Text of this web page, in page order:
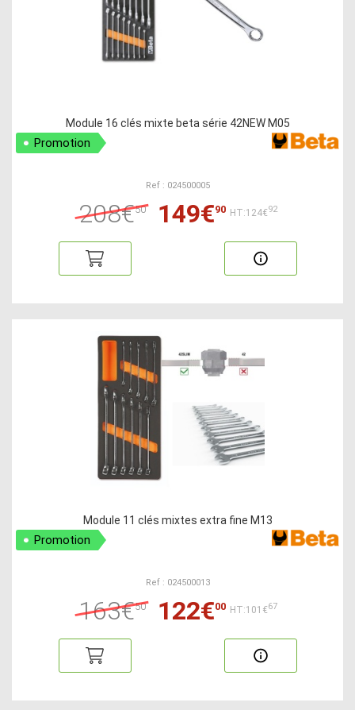
Module 16 clés mixte beta série 42NEW M05
Promotion
Ref : 024500005
208€50 149€90 HT:124€92
Module 11 clés mixtes extra fine M13
Promotion
Ref : 024500013
163€50 122€00 HT:101€67